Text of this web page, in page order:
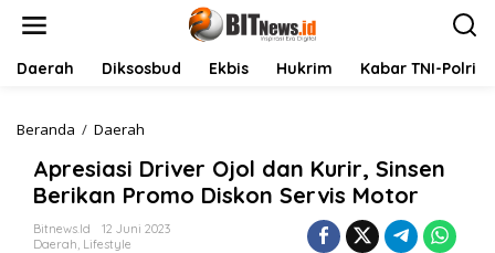
Daerah Diksosbud Ekbis Hukrim Kabar TNI-Polri
Beranda / Daerah
r
e
s
i
Apresiasi Driver Ojol dan Kurir, Sinsen
Berikan Promo Diskon Servis Motor
Bitnews.id
12 Juni 2023
Daerah, Lifestyle